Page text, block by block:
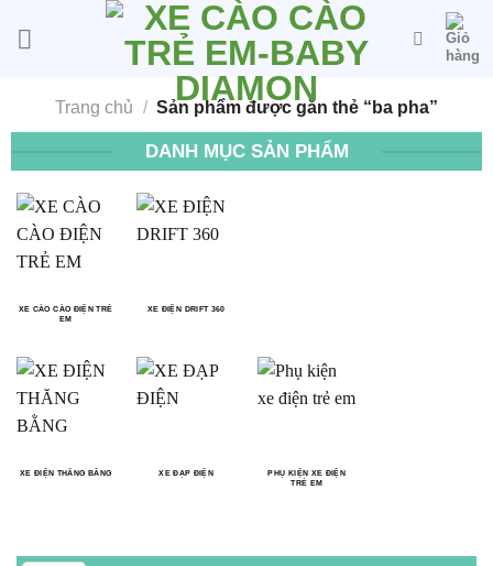
Trang chủ / Sản phẩm được gắn thẻ “ba pha”
DANH MỤC SẢN PHẨM
XE CÀO CÀO ĐIỆN TRẺ
EM
XE ĐIỆN DRIFT 360
XE ĐIỆN THĂNG BẰNG XE ĐẠP ĐIỆN
PHỤ KIỆN XE ĐIỆN
TRẺ EM